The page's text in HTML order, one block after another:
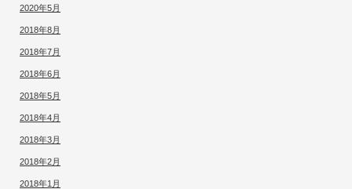
2020年5月
2018年8月
2018年7月
2018年6月
2018年5月
2018年4月
2018年3月
2018年2月
2018年1月